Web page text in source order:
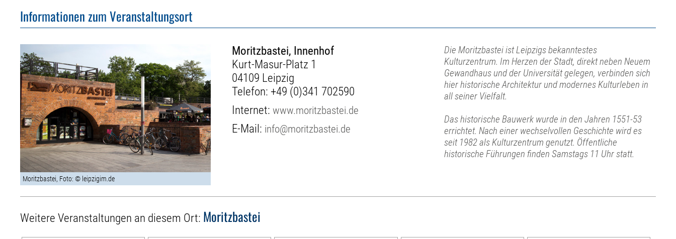
Informationen zum Veranstaltungsort
Moritzbastei, Foto: © leipzigim.de
Moritzbastei, Innenhof
Kurt-Masur-Platz 1
04109 Leipzig
Telefon: +49 (0)341 702590
Internet:www.moritzbastei.de
E-Mail: info@moritzbastei.de
Die Moritzbastei ist Leipzigs bekanntestes
Kulturzentrum. Im Herzen der Stadt, direkt neben Neuem
Gewandhaus und der Universität gelegen, verbinden sich
hier historische Architektur und modernes Kulturleben in
all seiner Vielfalt.
Das historische Bauwerk wurde in den Jahren 1551-53
errichtet. Nach einer wechselvollen Geschichte wird es
seit 1982 als Kulturzentrum genutzt. Öffentliche
historische Führungen finden Samstags 11 Uhr statt.
Weitere Veranstaltungen an diesem Ort: Moritzbastei